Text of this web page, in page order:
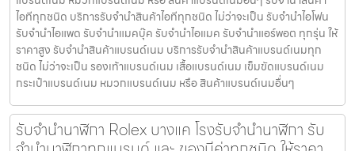
ไอทีทุกชนิด บริการรับจำนำสินค้าไอทีทุกชนิด ไม่ว่าจะเป็น รับจำนำไอโฟน
รับจำนำไอแพด รับจำนำแมคบุ๊ค รับจำนำไอแมค รับจำนำแอร์พอต ทุกรุ่น ให้
ราคาสูง รับจำนำสินค้าแบรนด์เนม บริการรับจำนำสินค้าแบรนด์เนมทุก
ชนิด ไม่ว่าจะเป็น รองเท้าแบรนด์เนม เสื้อแบรนด์เนม เข็มขัดแบรนด์เนม
กระเป๋าแบรนด์เนม หมวกแบรนด์เนม หรือ สินค้าแบรนด์เนมอื่นๆ
รับจำนำนาฬิกา Rolex บางแค โรงรับจำนำนาฬิกา รับ